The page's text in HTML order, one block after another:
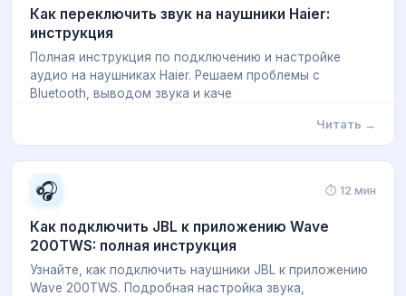
Как переключить звук на наушники Haier:
инструкция
Полная инструкция по подключению и настройке
аудио на наушниках Haier. Решаем проблемы с
Bluetooth, выводом звука и каче
Читать →
🎧 ⏱ 12 мин
Как подключить JBL к приложению Wave
200TWS: полная инструкция
Узнайте, как подключить наушники JBL к приложению
Wave 200TWS. Подробная настройка звука,